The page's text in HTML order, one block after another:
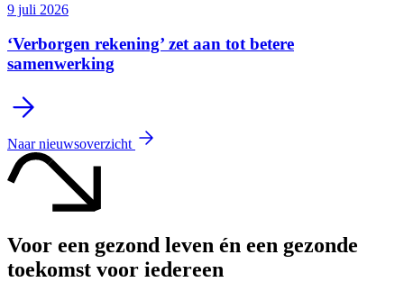
9 juli 2026
‘Verborgen rekening’ zet aan tot betere
samenwerking
Naar nieuwsoverzicht
Voor een gezond leven én een gezonde
toekomst voor iedereen